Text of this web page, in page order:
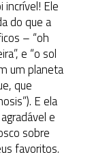
incrível! Ele
do que a
– “oh
e “o sol
um planeta
que
E ela
e
sobre
favoritos.